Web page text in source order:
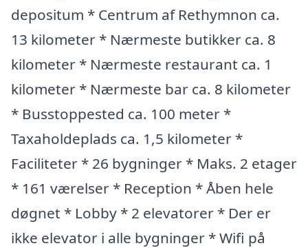
depositum * Centrum af Rethymnon ca.
13 kilometer * Nærmeste butikker ca. 8
kilometer * Nærmeste restaurant ca. 1
kilometer * Nærmeste bar ca. 8 kilometer
* Busstoppested ca. 100 meter *
Taxaholdeplads ca. 1,5 kilometer *
Faciliteter * 26 bygninger * Maks. 2 etager
* 161 værelser * Reception * Åben hele
døgnet * Lobby * 2 elevatorer * Der er
ikke elevator i alle bygninger * Wifi på